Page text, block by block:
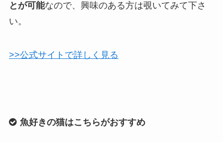
とが可能なので、興味のある方は覗いてみて下さ
い。
>>公式サイトで詳しく見る
魚好きの猫はこちらがおすすめ